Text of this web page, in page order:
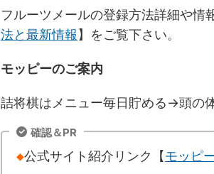
フルーツメールの登録方法詳細や情
法と最新情報】をご覧下さい。
モッピーのご案内
詰将棋はメニュー毎日貯める→頭の
確認＆PR
◆公式サイト紹介リンク【モッピ